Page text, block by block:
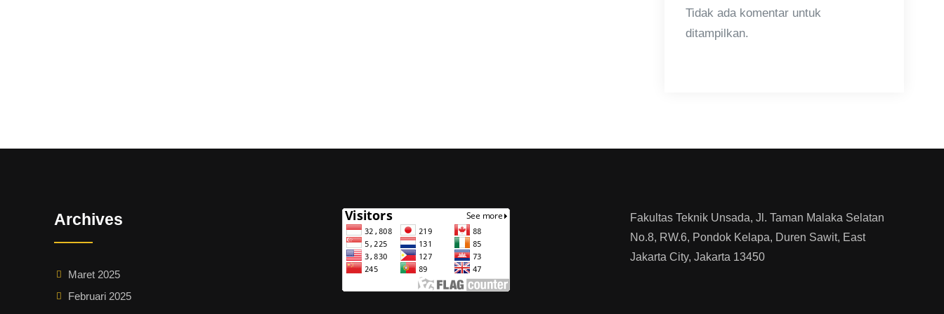
Tidak ada komentar untuk
ditampilkan.
Archives
Maret 2025
Februari 2025
Fakultas Teknik Unsada, Jl. Taman Malaka Selatan
No.8, RW.6, Pondok Kelapa, Duren Sawit, East
Jakarta City, Jakarta 13450